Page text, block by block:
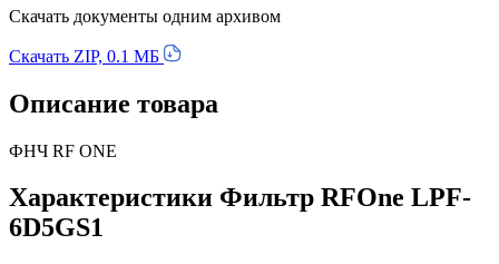
Скачать документы одним архивом
Скачать ZIP, 0.1 МБ
Описание товара
ФНЧ RF ONE
Характеристики Фильтр RFOne LPF-
6D5GS1